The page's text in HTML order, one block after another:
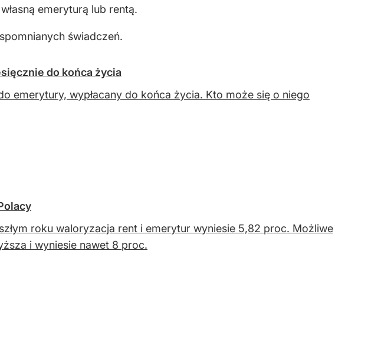
emeryturą lub rentą.
świadczeń.
do końca życia
emerytury, wypłacany do końca życia. Kto może się o niego
roku waloryzacja rent i emerytur wyniesie 5,82 proc. Możliwe
i wyniesie nawet 8 proc.